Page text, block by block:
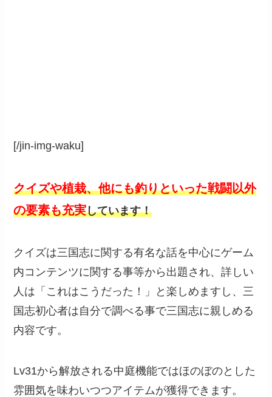
[/jin-img-waku]
クイズや植栽、他にも釣りといった戦闘以外
の要素も充実しています！
クイズは三国志に関する有名な話を中心にゲーム
内コンテンツに関する事等から出題され、詳しい
人は「これはこうだった！」と楽しめますし、三
国志初心者は自分で調べる事で三国志に親しめる
内容です。
Lv31から解放される中庭機能ではほのぼのとした
雰囲気を味わいつつアイテムが獲得できます。